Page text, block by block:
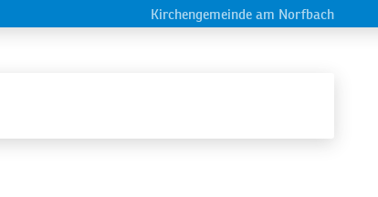
Kirchengemeinde am Norfbach